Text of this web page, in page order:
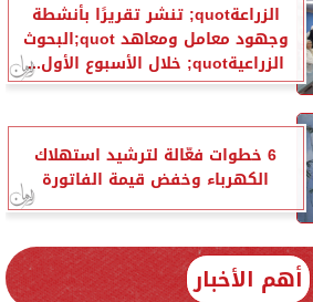
الزراعةquot; تنشر تقريرًا بأنشطة
وجهود معامل ومعاهد quot;البحوث
الزراعيةquot; خلال الأسبوع الأول...
6 خطوات فعّالة لترشيد استهلاك
الكهرباء وخفض قيمة الفاتورة
أهم الأخبار